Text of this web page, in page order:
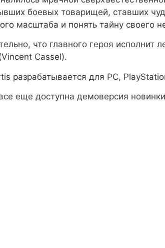
боевых товарищей, ставших
масштаба и понять тайну своего
что главного героя исполнит
Cassel).
разрабатывается для PC,
еще доступна демоверсия